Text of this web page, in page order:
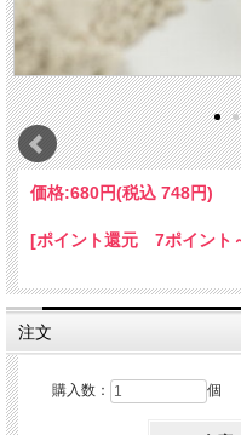
価格:680円(税込 748円)
[ポイント還元 7ポイント
注文
購入数： 個